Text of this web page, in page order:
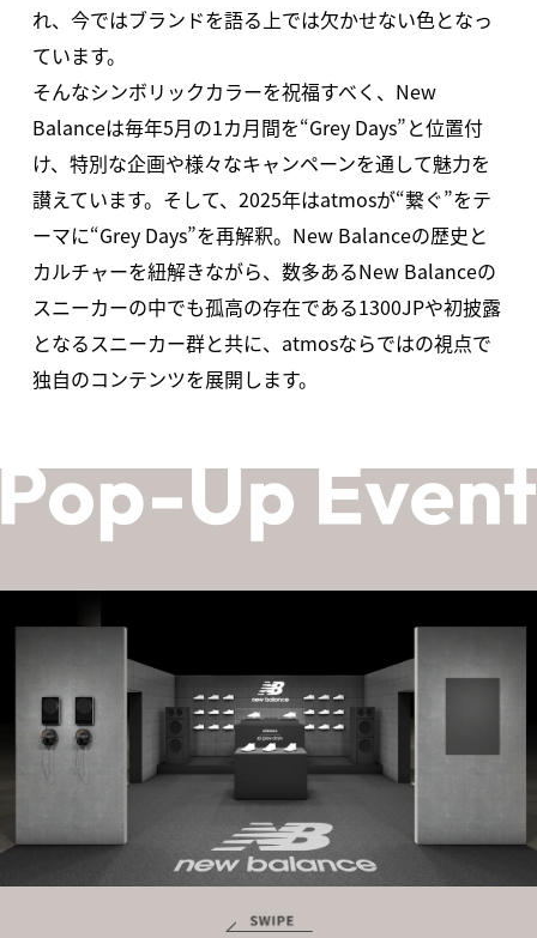
れ、今ではブランドを語る上では欠かせない色となっ
ています。
そんなシンボリックカラーを祝福すべく、New
Balanceは毎年5月の1カ月間を“Grey Days”と位置付
け、特別な企画や様々なキャンペーンを通して魅力を
讃えています。そして、2025年はatmosが“繋ぐ”をテ
ーマに“Grey Days”を再解釈。New Balanceの歴史と
カルチャーを紐解きながら、数多あるNew Balanceの
スニーカーの中でも孤高の存在である1300JPや初披露
となるスニーカー群と共に、atmosならではの視点で
独自のコンテンツを展開します。